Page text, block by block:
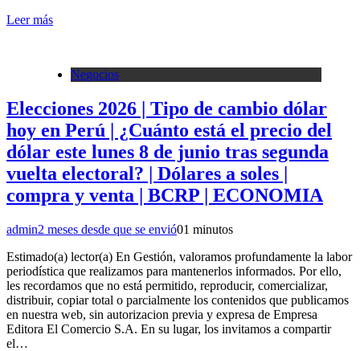
Leer más
Negocios
Elecciones 2026 | Tipo de cambio dólar
hoy en Perú | ¿Cuánto está el precio del
dólar este lunes 8 de junio tras segunda
vuelta electoral? | Dólares a soles |
compra y venta | BCRP | ECONOMIA
admin2 meses desde que se envió01 minutos
Estimado(a) lector(a) En Gestión, valoramos profundamente la labor
periodística que realizamos para mantenerlos informados. Por ello,
les recordamos que no está permitido, reproducir, comercializar,
distribuir, copiar total o parcialmente los contenidos que publicamos
en nuestra web, sin autorizacion previa y expresa de Empresa
Editora El Comercio S.A. En su lugar, los invitamos a compartir
el…